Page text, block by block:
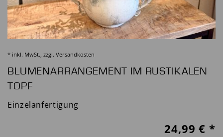
* inkl. MwSt., zzgl. Versandkosten
BLUMENARRANGEMENT IM RUSTIKALEN
TOPF
Einzelanfertigung
24,99 € *